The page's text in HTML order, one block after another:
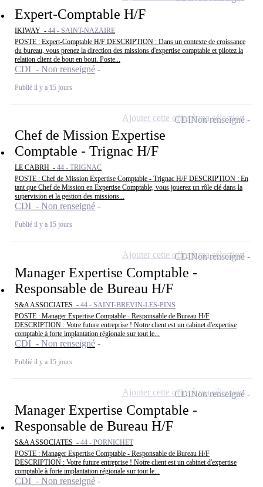
Expert-Comptable H/F
IKIWAY - 44 - SAINT-NAZAIRE
POSTE : Expert-Comptable H/F DESCRIPTION : Dans un contexte de croissance
du bureau, vous prenez la direction des missions d'expertise comptable et pilotez la
relation client de bout en bout. Poste...
CDI - Non renseigné
Publié il y a 15 jours
Chef de Mission Expertise
Comptable - Trignac H/F
LE CABRH - 44 - TRIGNAC
POSTE : Chef de Mission Expertise Comptable - Trignac H/F DESCRIPTION : En
tant que Chef de Mission en Expertise Comptable, vous jouerez un rôle clé dans la
supervision et la gestion des missions...
CDI - Non renseigné
Publié il y a 15 jours
CDINon renseigné
Ajouter cette offre à ma sélection
Manager Expertise Comptable -
Responsable de Bureau H/F
S&A ASSOCIATES - 44 - SAINT-BREVIN-LES-PINS
POSTE : Manager Expertise Comptable - Responsable de Bureau H/F
DESCRIPTION : Votre future entreprise ! Notre client est un cabinet d'expertise
comptable à forte implantation régionale sur tout le...
CDI - Non renseigné
Publié il y a 15 jours
CDINon renseigné
Ajouter cette offre à ma sélection
Manager Expertise Comptable -
Responsable de Bureau H/F
S&A ASSOCIATES - 44 - PORNICHET
POSTE : Manager Expertise Comptable - Responsable de Bureau H/F
DESCRIPTION : Votre future entreprise ! Notre client est un cabinet d'expertise
comptable à forte implantation régionale sur tout le...
CDI - Non renseigné
CDINon renseigné
Ajouter cette offre à ma sélection